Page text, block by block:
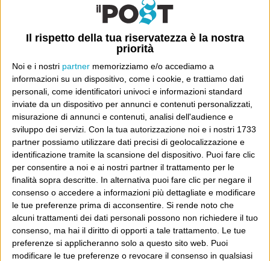
Il rispetto della tua riservatezza è la nostra
priorità
Noi e i nostri partner memorizziamo e/o accediamo a
informazioni su un dispositivo, come i cookie, e trattiamo dati
personali, come identificatori univoci e informazioni standard
inviate da un dispositivo per annunci e contenuti personalizzati,
misurazione di annunci e contenuti, analisi dell'audience e
sviluppo dei servizi. Con la tua autorizzazione noi e i nostri 1733
partner possiamo utilizzare dati precisi di geolocalizzazione e
identificazione tramite la scansione del dispositivo. Puoi fare clic
per consentire a noi e ai nostri partner il trattamento per le
finalità sopra descritte. In alternativa puoi fare clic per negare il
consenso o accedere a informazioni più dettagliate e modificare
le tue preferenze prima di acconsentire. Si rende noto che
alcuni trattamenti dei dati personali possono non richiedere il tuo
consenso, ma hai il diritto di opporti a tale trattamento. Le tue
preferenze si applicheranno solo a questo sito web. Puoi
modificare le tue preferenze o revocare il consenso in qualsiasi
non mostrano un limite della destra, ma un suo successo.
A sinistra c’è un totale disarmo di idee e progetti, in
questi anni: bei tempi quando almeno dirigenze fossili,
invecchiate e anacronistiche nei partiti di sinistra si
opponevano a progetti di rinnovamento, buoni o cattivi
che fossero. Almeno c’erano progetti di rinnovamento,
all’interno e all’esterno dei partiti. Adesso nessuno sa
che pesci prendere (sì, l’allusione è voluta), nemmeno
tra chi dà la colpa al PD, e si finisce a ridere delle
persone che una volta si sapevano convincere e ora le
convince qualcun altro. Le persone poco informate sono
maggioranze, se non si lavora sull’informazione: questo
è il primo fallimento – gestibile – di una democrazia e di
una cultura progressista. Il secondo è in quel video: del
quale Salvini si starà rallegrando, lui con buone ragioni.